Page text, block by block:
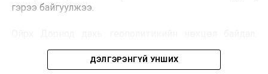
гэрээ байгуулжээ.
Орос, Украины дайнаас шалтгаалсан газрын тосны
үнийн өсөлт дэлхийн зах зээлд буураагүй байна.
ДЭЛГЭРЭНГҮЙ УНШИХ